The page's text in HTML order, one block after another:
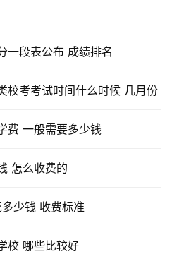
一段表公布 成绩排名
校考考试时间什么时候 几月份
费 一般需要多少钱
怎么收费的
少钱 收费标准
校 哪些比较好